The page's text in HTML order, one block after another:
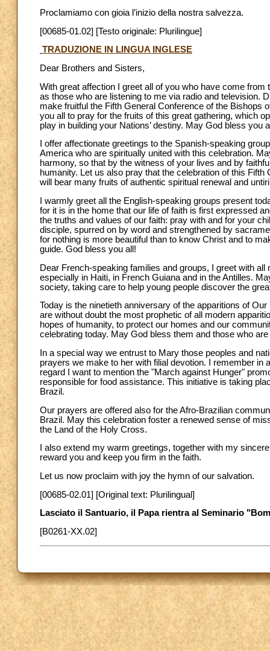
Proclamiamo con gioia l’inizio della nostra salvezza.
[00685-01.02] [Testo originale: Plurilingue]
TRADUZIONE IN LINGUA INGLESE
Dear Brothers and Sisters,
With great affection I greet all of you who have come
as those who are listening to me via radio and television.
make fruitful the Fifth General Conference of the Bishops
you all to pray for the fruits of this great gathering, which
play in building your Nations’ destiny. May God bless you
I offer affectionate greetings to the Spanish-speaking
America who are spiritually united with this celebration.
harmony, so that by the witness of your lives and by
humanity. Let us also pray that the celebration of this
will bear many fruits of authentic spiritual renewal and
I warmly greet all the English-speaking groups present
for it is in the home that our life of faith is first expressed
the truths and values of our faith: pray with and for your
disciple, spurred on by word and strengthened by
for nothing is more beautiful than to know Christ and to
guide. God bless you all!
Dear French-speaking families and groups, I greet with
especially in Haiti, in French Guiana and in the Antilles.
society, taking care to help young people discover the
Today is the ninetieth anniversary of the apparitions of
are without doubt the most prophetic of all modern
hopes of humanity, to protect our homes and our
celebrating today. May God bless them and those who
In a special way we entrust to Mary those peoples and
prayers we make to her with filial devotion. I remember
regard I want to mention the "March against Hunger"
responsible for food assistance. This initiative is taking
Brazil.
Our prayers are offered also for the Afro-Brazilian
Brazil. May this celebration foster a renewed sense of
the Land of the Holy Cross.
I also extend my warm greetings, together with my
reward you and keep you firm in the faith.
Let us now proclaim with joy the hymn of our salvation.
[00685-02.01] [Original text: Plurilingual]
Lasciato il Santuario, il Papa rientra al Seminario
[B0261-XX.02]